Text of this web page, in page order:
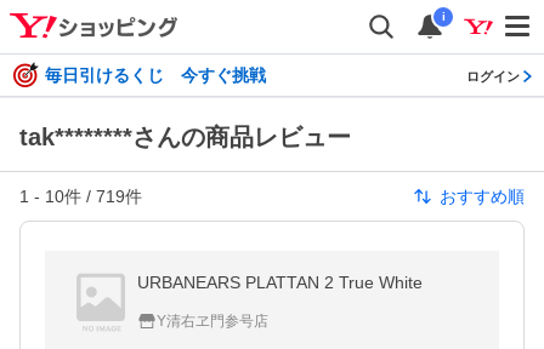
i
毎日引けるくじ 今すぐ挑戦 ログイン
tak********さんの商品レビュー
1 - 10件 / 719件 おすすめ順
URBANEARS PLATTAN 2 True White
Y清右ヱ門参号店